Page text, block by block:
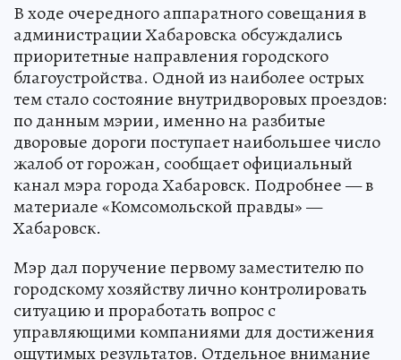
В ходе очередного аппаратного совещания в
администрации Хабаровска обсуждались
приоритетные направления городского
благоустройства. Одной из наиболее острых
тем стало состояние внутридворовых проездов:
по данным мэрии, именно на разбитые
дворовые дороги поступает наибольшее число
жалоб от горожан, сообщает официальный
канал мэра города Хабаровск. Подробнее — в
материале «Комсомольской правды» —
Хабаровск.
Мэр дал поручение первому заместителю по
городскому хозяйству лично контролировать
ситуацию и проработать вопрос с
управляющими компаниями для достижения
ощутимых результатов. Отдельное внимание